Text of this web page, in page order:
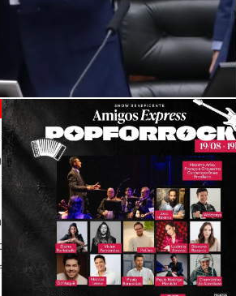
Spada/Câmara dos Deputados
pelaCâmara dos Deputadospara
eleição que expôs a
força dos
uma candidatura competitiva.
um compromisso político firmado
Hugo Motta(Republicanos-PB). Pelo
sob indicação do PT.